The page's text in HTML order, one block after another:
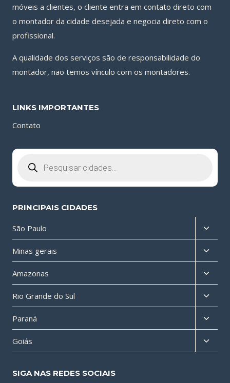
móveis a clientes, o cliente entra em contato direto com
o montador da cidade desejada e negocia direto com o
profissional.
A qualidade dos serviços são de responsabilidade do
montador, não temos vínculo com os montadores.
LINKS IMPORTANTES
Contato
produtos
PRINCIPAIS CIDADES
São Paulo
menu
filho
Minas gerais
menu
filho
Amazonas
menu
filho
Rio Grande do Sul
menu
filho
Paraná
menu
filho
Goiás
menu
SIGA NAS REDES SOCIAIS